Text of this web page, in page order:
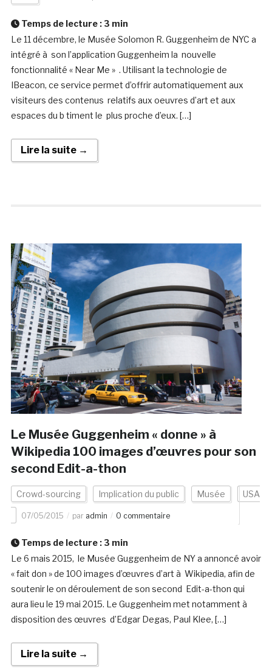
Temps de lecture : 3 min
Le 11 décembre, le Musée Solomon R. Guggenheim de NYC a
intégré à son l’application Guggenheim la nouvelle
fonctionnalité « Near Me » . Utilisant la technologie de
IBeacon, ce service permet d’offrir automatiquement aux
visiteurs des contenus relatifs aux oeuvres d’art et aux
espaces du b timent le plus proche d’eux. […]
Lire la suite →
Le Musée Guggenheim « donne » à
Wikipedia 100 images d’œuvres pour son
second Edit-a-thon
Crowd-sourcing Implication du public Musée USA
07/05/2015 par admin 0 commentaire
Temps de lecture : 3 min
Le 6 mais 2015, le Musée Guggenheim de NY a annoncé avoir
« fait don » de 100 images d’œuvres d’art à Wikipedia, afin de
soutenir le on déroulement de son second Edit-a-thon qui
aura lieu le 19 mai 2015. Le Guggenheim met notamment à
disposition des œuvres d’Edgar Degas, Paul Klee, […]
Lire la suite →